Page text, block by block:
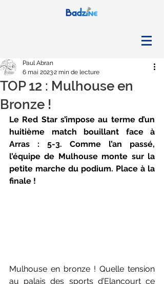
TOP 12 : Mulhouse en
Bronze !
Paul Abran
6 mai 20232 min de lecture
Le Red Star s’impose au terme d’un
huitième match bouillant face à
Arras : 5-3. Comme l’an passé,
l’équipe de Mulhouse monte sur la
petite marche du podium. Place à la
finale !
Mulhouse en bronze ! Quelle tension
au palais des sports d’Elancourt ce